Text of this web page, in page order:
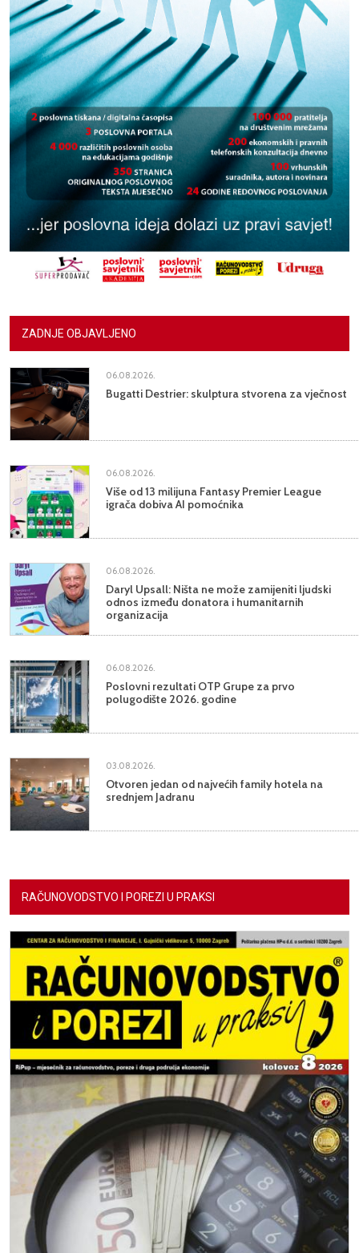
ZADNJE OBJAVLJENO
06.08.2026.
Bugatti Destrier: skulptura stvorena za vječnost
06.08.2026.
Više od 13 milijuna Fantasy Premier League
igrača dobiva AI pomoćnika
06.08.2026.
Daryl Upsall: Ništa ne može zamijeniti ljudski
odnos između donatora i humanitarnih
organizacija
06.08.2026.
Poslovni rezultati OTP Grupe za prvo
polugodište 2026. godine
03.08.2026.
Otvoren jedan od najvećih family hotela na
srednjem Jadranu
RAČUNOVODSTVO I POREZI U PRAKSI